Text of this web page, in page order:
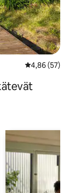
4,86 (57)